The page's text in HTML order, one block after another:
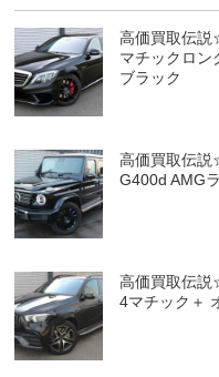
高価買取伝
マチックロン
ブラック
高価買取伝
G400d AMG
高価買取伝
4マチック＋